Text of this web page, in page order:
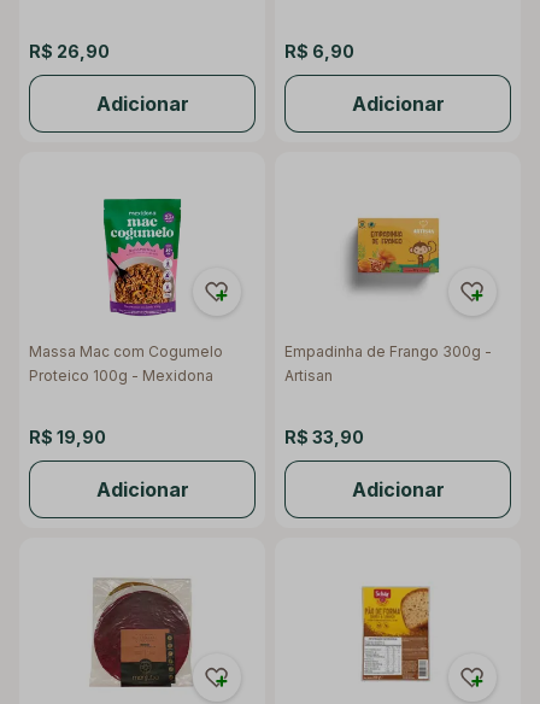
R$ 26,90
Adicionar
R$ 6,90
Adicionar
Massa Mac com Cogumelo
Proteico 100g - Mexidona
R$ 19,90
Adicionar
Empadinha de Frango 300g -
Artisan
R$ 33,90
Adicionar